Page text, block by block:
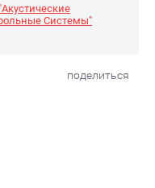
Системы"
поделиться